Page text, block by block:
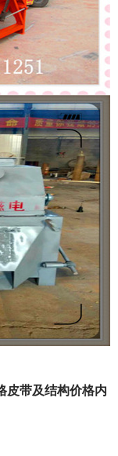
皮带及结构价格内